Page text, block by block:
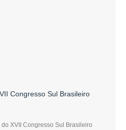
Congresso Sul Brasileiro
XVII Congresso Sul Brasileiro